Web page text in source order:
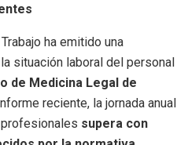
ha emitido una
situación laboral del personal
de Medicina Legal de
reciente, la jornada anual
supera con